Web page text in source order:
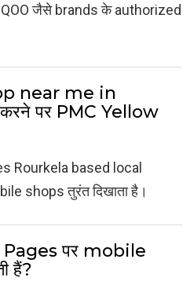
जैसे brands के authorized
near me in
पर PMC Yellow
Rourkela based local
shops तुरंत दिखाता है।
Pages पर mobile
हैं?